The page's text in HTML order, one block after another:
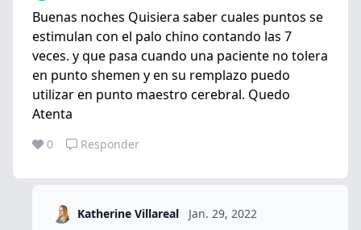
Buenas noches Quisiera saber cuales puntos se
estimulan con el palo chino contando las 7
veces. y que pasa cuando una paciente no tolera
en punto shemen y en su remplazo puedo
utilizar en punto maestro cerebral. Quedo
Atenta
0 Responder
Katherine Villareal Jan. 29, 2022